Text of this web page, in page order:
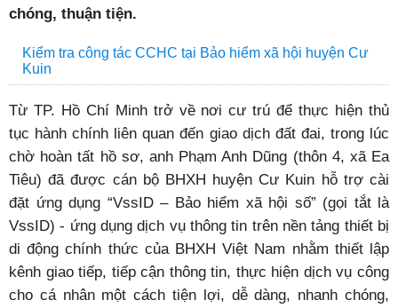
chóng, thuận tiện.
Kiểm tra công tác CCHC tại Bảo hiểm xã hội huyện Cư
Kuin
Từ TP. Hồ Chí Minh trở về nơi cư trú để thực hiện thủ
tục hành chính liên quan đến giao dịch đất đai, trong lúc
chờ hoàn tất hồ sơ, anh Phạm Anh Dũng (thôn 4, xã Ea
Tiêu) đã được cán bộ BHXH huyện Cư Kuin hỗ trợ cài
đặt ứng dụng “VssID – Bảo hiểm xã hội số” (gọi tắt là
VssID) - ứng dụng dịch vụ thông tin trên nền tảng thiết bị
di động chính thức của BHXH Việt Nam nhằm thiết lập
kênh giao tiếp, tiếp cận thông tin, thực hiện dịch vụ công
cho cá nhân một cách tiện lợi, dễ dàng, nhanh chóng,